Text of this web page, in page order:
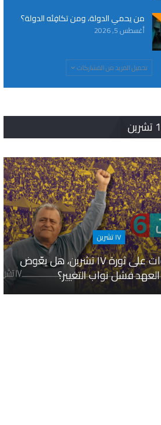
من يحمي الدولة، ومن تكافِئه الدولة؟
أغسطس 5, 2026
تحميل المزيد من المشاركات
١٧ تشرين
ست سنوات على ثورة ١٧ تشرين، هل يعّوض
العهد فشل نواب التغيير؟